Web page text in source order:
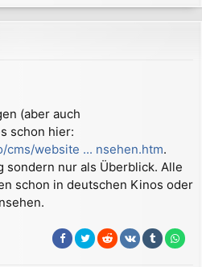
a
c
(aber auch
schon hier:
website ... nsehen.htm.
sondern nur als Überblick. Alle
schon in deutschen Kinos oder